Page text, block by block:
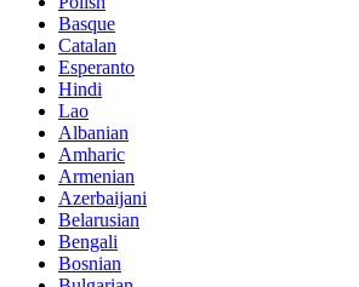
Basque
Catalan
Esperanto
Hindi
Lao
Albanian
Amharic
Armenian
Azerbaijani
Belarusian
Bengali
Bosnian